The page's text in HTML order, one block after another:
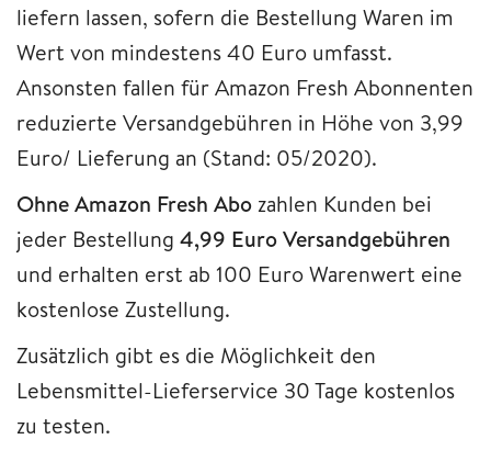
liefern lassen, sofern die Bestellung Waren im
Wert von mindestens 40 Euro umfasst.
Ansonsten fallen für Amazon Fresh Abonnenten
reduzierte Versandgebühren in Höhe von 3,99
Euro/ Lieferung an (Stand: 05/2020).
Ohne Amazon Fresh Abozahlen Kunden bei
jeder Bestellung 4,99 Euro Versandgebühren
und erhalten erst ab 100 Euro Warenwert eine
kostenlose Zustellung.
Zusätzlich gibt es die Möglichkeit den
Lebensmittel-Lieferservice 30 Tage kostenlos
zu testen.